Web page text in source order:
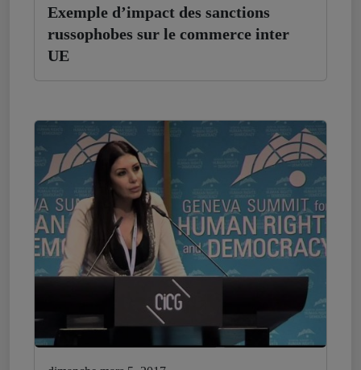
Exemple d’impact des sanctions
russophobes sur le commerce inter
UE